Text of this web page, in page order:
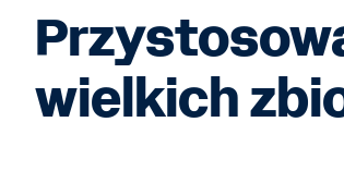
wielkich